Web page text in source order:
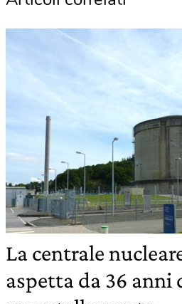
La centrale
aspetta da 36 anni